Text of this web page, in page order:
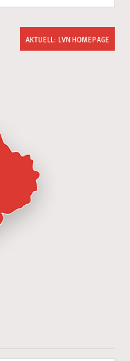
AKTUELL: LVN HOMEPAGE